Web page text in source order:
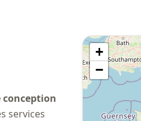
services
+
−